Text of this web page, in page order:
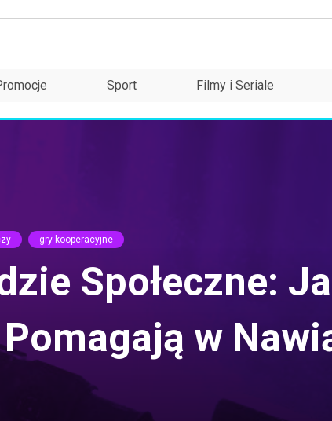
Sport Filmy i Seriale
gry kooperacyjne
Społeczne:
w